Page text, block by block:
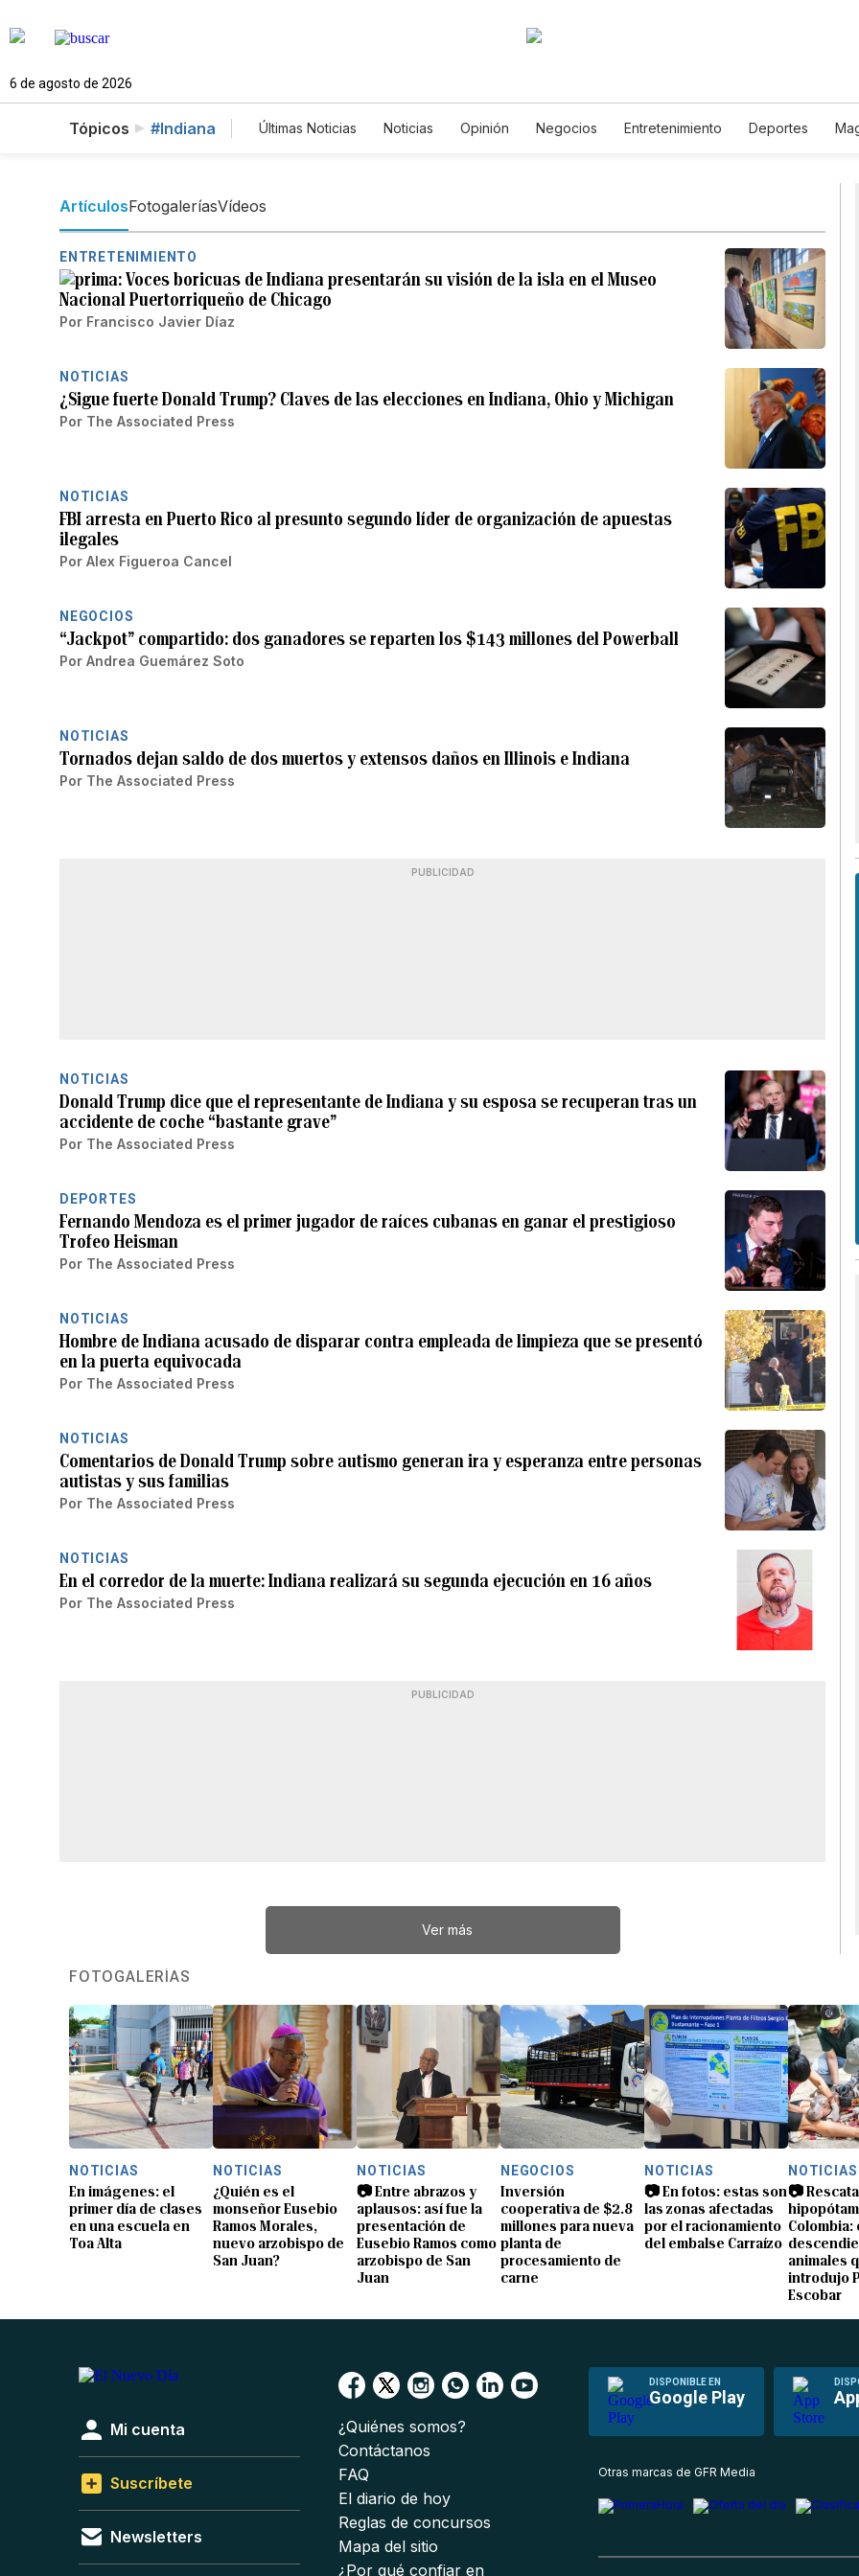
6 de agosto de 2026
Tópicos #Indiana Últimas Noticias Noticias Opinión Negocios Entretenimiento Deportes
ArtículosFotogaleríasVídeos
ENTRETENIMIENTO
Voces boricuas de Indiana presentarán su visión de la isla en el Museo
Nacional Puertorriqueño de Chicago
Por Francisco Javier Díaz
NOTICIAS
¿Sigue fuerte Donald Trump? Claves de las elecciones en Indiana, Ohio y Michigan
Por The Associated Press
NOTICIAS
FBI arresta en Puerto Rico al presunto segundo líder de organización de apuestas
ilegales
Por Alex Figueroa Cancel
NEGOCIOS
“Jackpot” compartido: dos ganadores se reparten los $143 millones del Powerball
Por Andrea Guemárez Soto
NOTICIAS
Tornados dejan saldo de dos muertos y extensos daños en Illinois e Indiana
Por The Associated Press
PUBLICIDAD
NOTICIAS
Donald Trump dice que el representante de Indiana y su esposa se recuperan tras un
accidente de coche “bastante grave”
Por The Associated Press
DEPORTES
Fernando Mendoza es el primer jugador de raíces cubanas en ganar el prestigioso
Trofeo Heisman
Por The Associated Press
NOTICIAS
Hombre de Indiana acusado de disparar contra empleada de limpieza que se presentó
en la puerta equivocada
Por The Associated Press
NOTICIAS
Comentarios de Donald Trump sobre autismo generan ira y esperanza entre personas
autistas y sus familias
Por The Associated Press
NOTICIAS
En el corredor de la muerte: Indiana realizará su segunda ejecución en 16 años
Por The Associated Press
PUBLICIDAD
Ver más
FOTOGALERÍAS
NOTICIAS
En imágenes: el
primer día de clases
en una escuela en
Toa Alta
NOTICIAS
¿Quién es el
monseñor Eusebio
Ramos Morales,
nuevo arzobispo de
San Juan?
NOTICIAS
📷 Entre abrazos y
aplausos: así fue la
presentación de
Eusebio Ramos como
arzobispo de San
Juan
NEGOCIOS
Inversión
cooperativa de $2.8
millones para nueva
planta de
procesamiento de
carne
NOTICIAS
📷 En fotos: estas son
las zonas afectadas
por el racionamiento
del embalse Carraízo
NOTICIAS
📷
Colombia:
animales
introdujo
Escobar
DISPONIBLE EN
Google Play
Mi cuenta
Suscríbete
Newsletters
¿Quiénes somos?
Contáctanos
FAQ
El diario de hoy
Reglas de concursos
Mapa del sitio
¿Por qué confiar en
Otras marcas de GFR Media